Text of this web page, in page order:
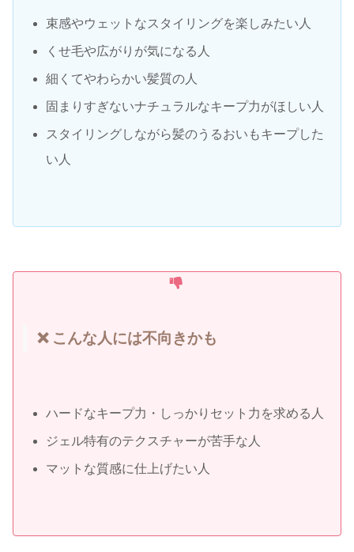
束感やウェットなスタイリングを楽しみたい人
くせ毛や広がりが気になる人
細くてやわらかい髪質の人
固まりすぎないナチュラルなキープ力がほしい人
スタイリングしながら髪のうるおいもキープした
い人
❌ こんな人には不向きかも
ハードなキープ力・しっかりセット力を求める人
ジェル特有のテクスチャーが苦手な人
マットな質感に仕上げたい人